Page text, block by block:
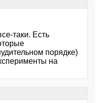
таки. Есть
порядке)
на